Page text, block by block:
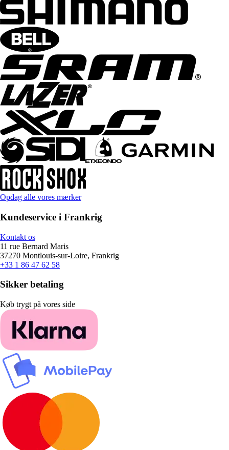
Opdag alle vores mærker
Kundeservice i Frankrig
Kontakt os
11 rue Bernard Maris
37270 Montlouis-sur-Loire, Frankrig
+33 1 86 47 62 58
Sikker betaling
Køb trygt på vores side